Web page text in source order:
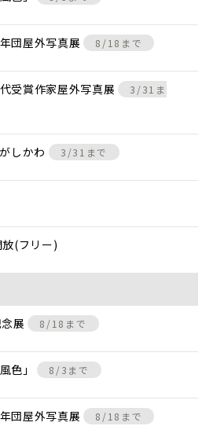
団屋外写真展 8/18まで
受賞作家屋外写真展
3/31ま
しかわ 3/31まで
(フリー)
念展 8/18まで
色」 8/3まで
団屋外写真展 8/18まで